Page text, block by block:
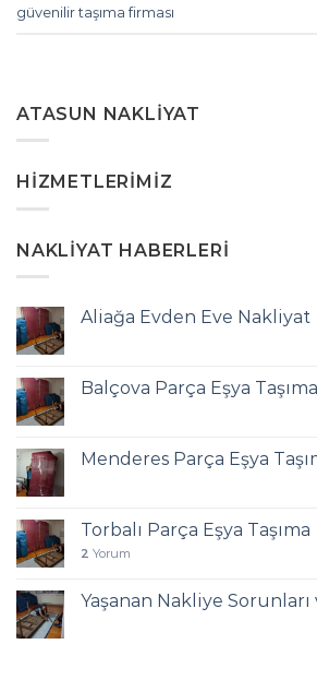
güvenilir taşıma firması
ATASUN NAKLIYAT
HIZMETLERIMIZ
NAKLIYAT HABERLERI
Aliağa Evden Eve Nakliyat
Balçova Parça Eşya Taşıma
Menderes Parça Eşya
Torbalı Parça Eşya Taşıma
2 Yorum
Yaşanan Nakliye